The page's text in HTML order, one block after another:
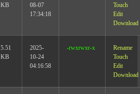
KB
08-07
17:34:18
Touch
Edit
Download
5.51
KB
2025-
10-24
04:16:58
-rwxrwxr-x
Rename
Touch
Edit
Download